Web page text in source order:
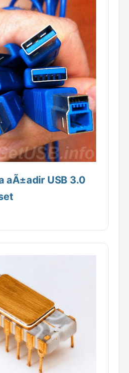
aÃ±adir USB 3.0